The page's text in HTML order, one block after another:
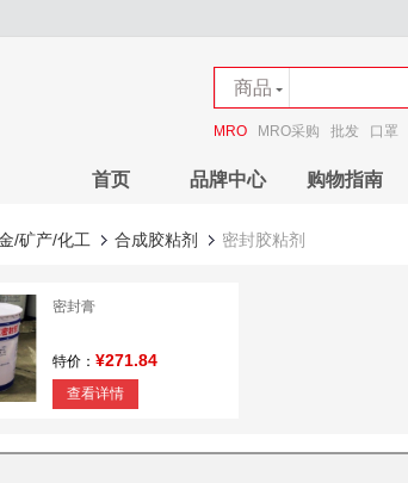
商品
店铺
MRO MRO采购 批发 口罩
首页 品牌中心 购物指南
/矿产/化工 合成胶粘剂 密封胶粘剂
密封膏
特价： ¥271.84
查看详情